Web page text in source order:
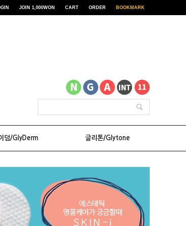
JOIN 1,000WON CART ORDER BOOKMARK
덤/GlyDerm 글리톤/Glytone